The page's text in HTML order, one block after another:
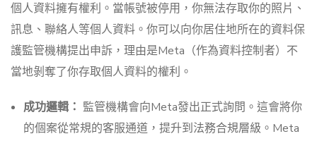
個人資料擁有權利。當帳號被停用，你無法存取你的照片、
訊息、聯絡人等個人資料。你可以向你居住地所在的資料保
護監管機構提出申訴，理由是Meta（作為資料控制者）不
當地剝奪了你存取個人資料的權利。
成功邏輯： 監管機構會向Meta發出正式詢問。這會將你
的個案從常規的客服通道，提升到法務合規層級。Meta